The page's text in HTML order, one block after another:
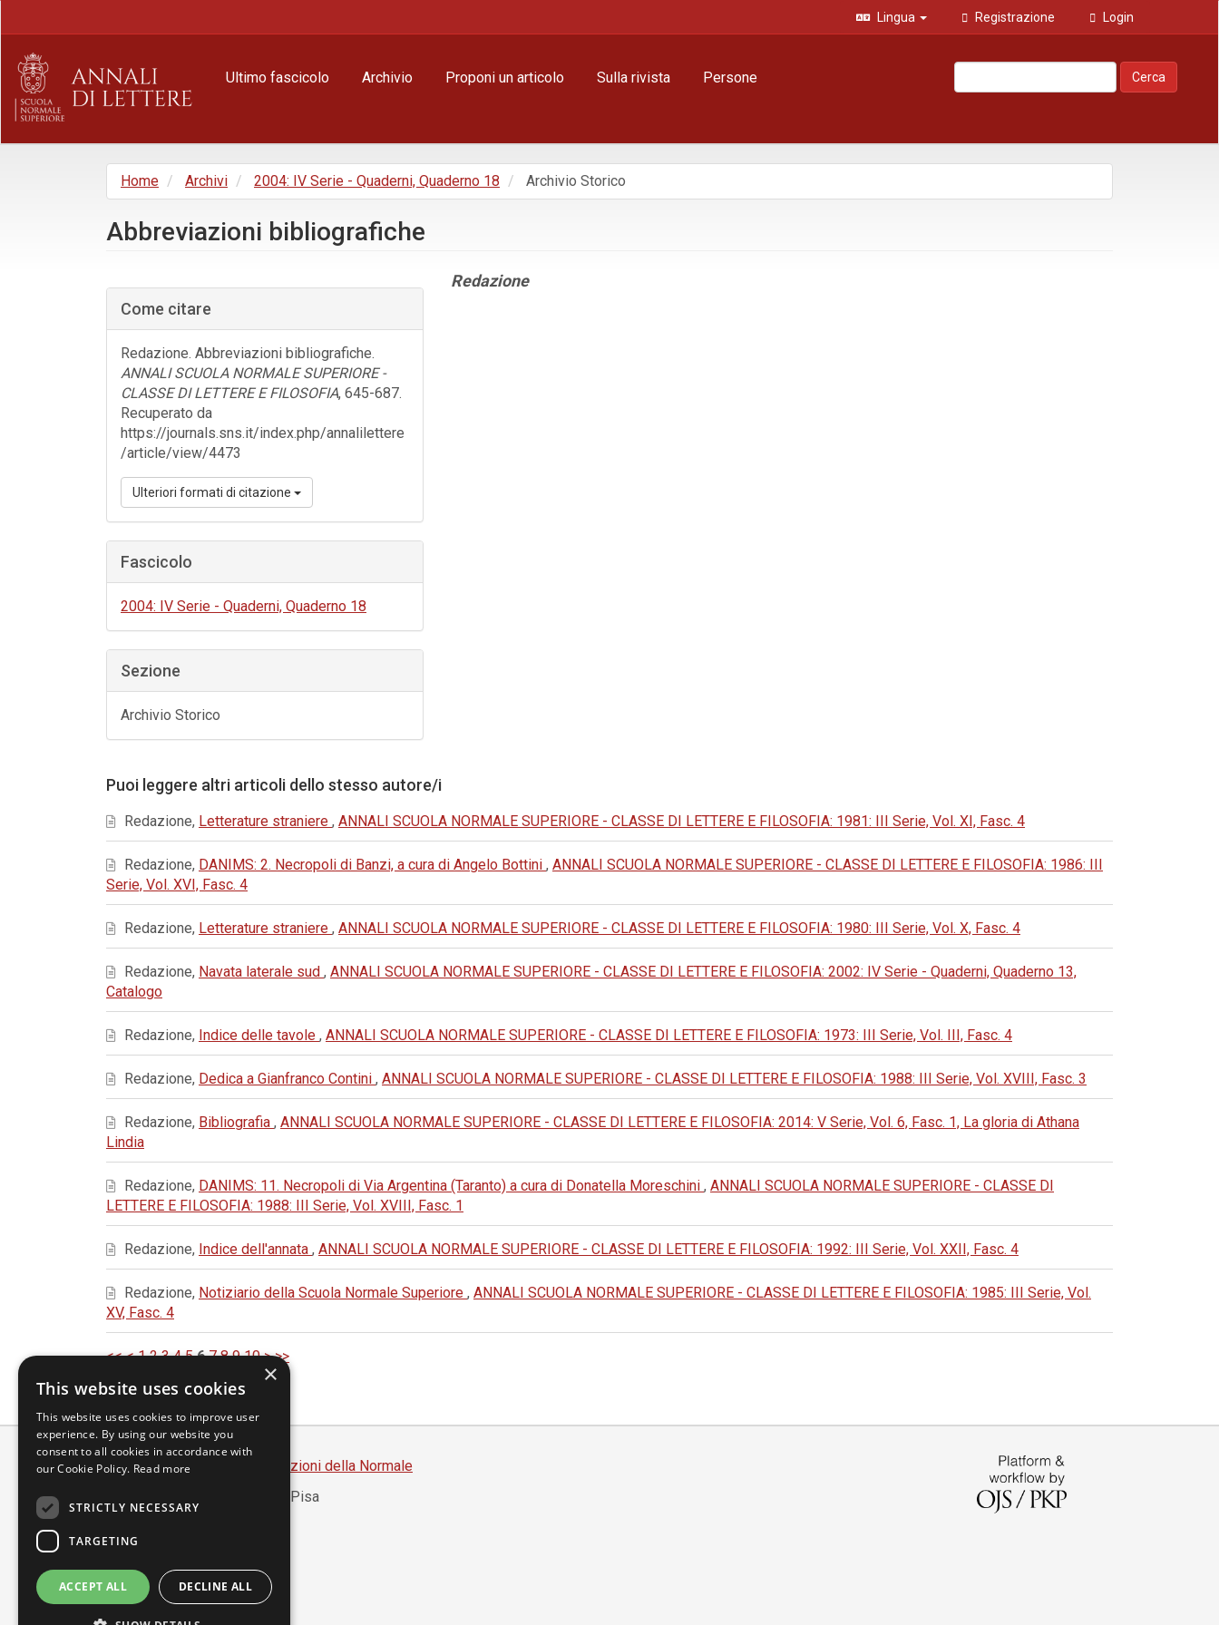
principale
Barra
laterale
Lingua Registrazione Login
Ultimo fascicolo Archivio Proponi un articolo Sulla rivista Persone Cerca
Home Archivi 2004: IV Serie - Quaderni, Quaderno 18 Archivio Storico
Abbreviazioni bibliografiche
laterale
dell'articolo
Come citare
Redazione. Abbreviazioni bibliografiche.
ANNALI SCUOLA NORMALE SUPERIORE -
CLASSE DI LETTERE E FILOSOFIA, 645-687.
Recuperato da
https://journals.sns.it/index.php/annalilettere
/article/view/4473
Ulteriori formati di citazione
Fascicolo
2004: IV Serie - Quaderni, Quaderno 18
Sezione
Archivio Storico
Contenuto
Redazione
Puoi leggere altri articoli dello stesso autore/i
Redazione, Letterature straniere , ANNALI SCUOLA NORMALE SUPERIORE - CLASSE DI LETTERE E FILOSOFIA: 1981: III Serie, Vol. XI, Fasc. 4
Redazione, DANIMS: 2. Necropoli di Banzi, a cura di Angelo Bottini , ANNALI SCUOLA NORMALE SUPERIORE - CLASSE DI LETTERE E FILOSOFIA: 1986: III
Serie, Vol. XVI, Fasc. 4
Redazione, Letterature straniere , ANNALI SCUOLA NORMALE SUPERIORE - CLASSE DI LETTERE E FILOSOFIA: 1980: III Serie, Vol. X, Fasc. 4
Redazione, Navata laterale sud , ANNALI SCUOLA NORMALE SUPERIORE - CLASSE DI LETTERE E FILOSOFIA: 2002: IV Serie - Quaderni, Quaderno 13,
Catalogo
Redazione, Indice delle tavole , ANNALI SCUOLA NORMALE SUPERIORE - CLASSE DI LETTERE E FILOSOFIA: 1973: III Serie, Vol. III, Fasc. 4
Redazione, Dedica a Gianfranco Contini , ANNALI SCUOLA NORMALE SUPERIORE - CLASSE DI LETTERE E FILOSOFIA: 1988: III Serie, Vol. XVIII, Fasc. 3
Redazione, Bibliografia , ANNALI SCUOLA NORMALE SUPERIORE - CLASSE DI LETTERE E FILOSOFIA: 2014: V Serie, Vol. 6, Fasc. 1, La gloria di Athana
Lindia
Redazione, DANIMS: 11. Necropoli di Via Argentina (Taranto) a cura di Donatella Moreschini , ANNALI SCUOLA NORMALE SUPERIORE - CLASSE DI
LETTERE E FILOSOFIA: 1988: III Serie, Vol. XVIII, Fasc. 1
Redazione, Indice dell'annata , ANNALI SCUOLA NORMALE SUPERIORE - CLASSE DI LETTERE E FILOSOFIA: 1992: III Serie, Vol. XXII, Fasc. 4
Redazione, Notiziario della Scuola Normale Superiore , ANNALI SCUOLA NORMALE SUPERIORE - CLASSE DI LETTERE E FILOSOFIA: 1985: III Serie, Vol.
XV, Fasc. 4
<< < 1 2 3 4 5 6 7 8 9 10 > >>
Scuola Normale Superiore
Edizioni della Normale
Piazza dei Cavalieri, 7 - 56126 Pisa
Partita IVA 00420000507
segreteria.annali@sns.it
Accessibilità
×
This website uses cookies
This website uses cookies to improve user
experience. By using our website you
consent to all cookies in accordance with
our Cookie Policy. Read more
STRICTLY NECESSARY
TARGETING
ACCEPT ALL DECLINE ALL